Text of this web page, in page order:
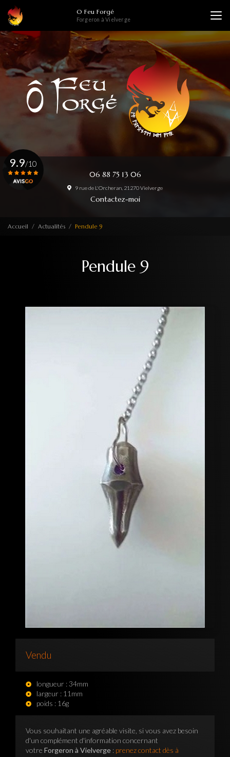
contenu
principal
O Feu Forgé
Forgeron à Vielverge
06 88 75 13 06
9 rue de L'Orcheran, 21270 Vielverge
Contactez-moi
9.9/10
Accueil Actualités Pendule 9
Pendule 9
Vendu
longueur : 34mm
largeur : 11mm
poids : 16g
Vous souhaitant une agréable visite, si vous avez besoin
d'un complément d'information concernant
votre Forgeron à Vielverge : prenez contact dès à